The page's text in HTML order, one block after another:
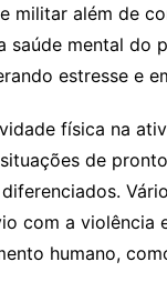
militar além de
saúde mental
estresse e
física na
de
com a
humano,